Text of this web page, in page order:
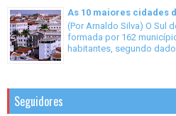
As 10 maiores cidades
(Por Arnaldo Silva) O Sul
formada por 162
habitantes, segundo
Seguidores